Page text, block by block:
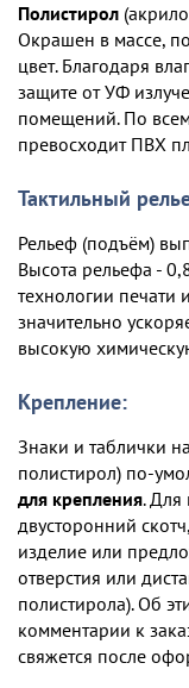
Полистирол
Окрашен в массе,
цвет. Благодаря
защите от УФ
помещений. По
превосходит ПВХ
Тактильный
Рельеф (подъём)
Высота рельефа -
технологии печати
значительно
высокую
Крепление:
Знаки и таблички
полистирол) по-
для крепления. Для
двусторонний
изделие или
отверстия или
полистирола). Об
комментарии к
свяжется после